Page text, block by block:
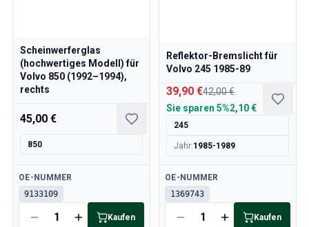
Scheinwerferglas
(hochwertiges Modell) für
Volvo 850 (1992–1994),
rechts
45,00 €
850
Verfügbar
OE-NUMMER
9133109
Kaufen
Reflektor-Bremslicht für
Volvo 245 1985-89
39,90 €42,00 €
Sie sparen 5%2,10 €
245
Jahr:1985-1989
Verfügbar
OE-NUMMER
1369743
Kaufen